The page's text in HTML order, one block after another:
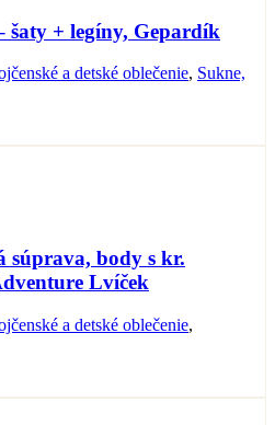
šaty + legíny, Gepardík
a detské oblečenie, Sukne,
súprava, body s kr.
Lvíček
a detské oblečenie,